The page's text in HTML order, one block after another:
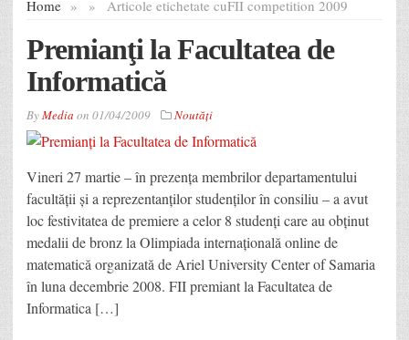
Home » Articole etichetate cu
» FII competition 2009
Premianţi la Facultatea de
Informatică
ByMedia on 01/04/2009 Noutăţi
Vineri 27 martie – în prezența membrilor departamentului
facultății și a reprezentanților studenților în consiliu – a avut
loc festivitatea de premiere a celor 8 studenți care au obținut
medalii de bronz la Olimpiada internațională online de
matematică organizată de Ariel University Center of Samaria
în luna decembrie 2008. FII premiant la Facultatea de
Informatica […]